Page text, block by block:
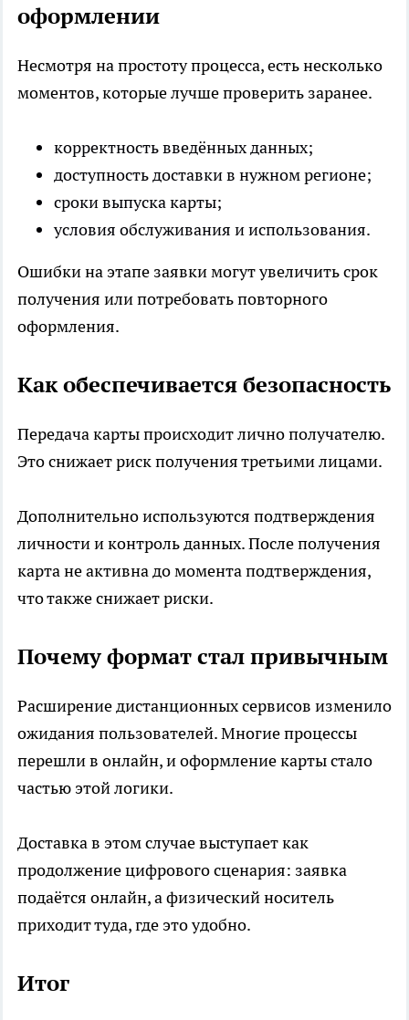
оформлении
Несмотря на простоту процесса, есть несколько
моментов, которые лучше проверить заранее.
корректность введённых данных;
доступность доставки в нужном регионе;
сроки выпуска карты;
условия обслуживания и использования.
Ошибки на этапе заявки могут увеличить срок
получения или потребовать повторного
оформления.
Как обеспечивается безопасность
Передача карты происходит лично получателю.
Это снижает риск получения третьими лицами.
Дополнительно используются подтверждения
личности и контроль данных. После получения
карта не активна до момента подтверждения,
что также снижает риски.
Почему формат стал привычным
Расширение дистанционных сервисов изменило
ожидания пользователей. Многие процессы
перешли в онлайн, и оформление карты стало
частью этой логики.
Доставка в этом случае выступает как
продолжение цифрового сценария: заявка
подаётся онлайн, а физический носитель
приходит туда, где это удобно.
Итог